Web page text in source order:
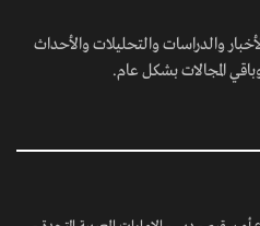
والدراسات والتحليلات والأحداث
المجالات بشكل عام.